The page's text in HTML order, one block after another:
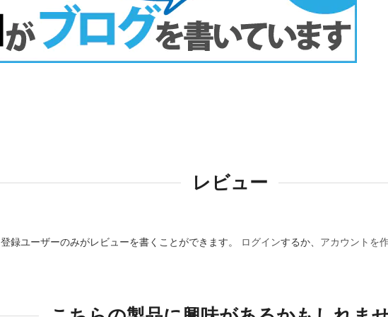
レビュー
登録ユーザーのみがレビューを書くことができます。
ログインするか、 アカウントを